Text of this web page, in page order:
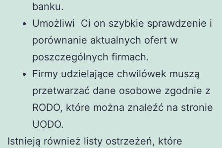
banku.
Umożliwi Ci on szybkie sprawdzenie i
porównanie aktualnych ofert w
poszczególnych firmach.
Firmy udzielające chwilówek muszą
przetwarzać dane osobowe zgodnie z
RODO, które można znaleźć na stronie
UODO.
Istnieją również listy ostrzeżeń, które